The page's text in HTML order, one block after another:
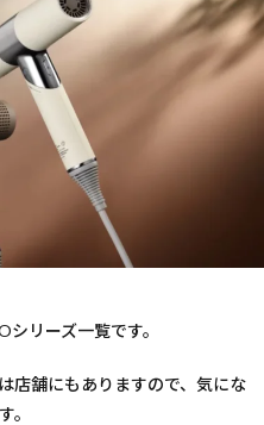
リーズ一覧です。
店舗にもありますので、気にな
。
ラー
髪にドラマを
シャンプートリートメント
ロン
タッフ
縮毛矯正が得意
白髪ぼかしハイライト
かしカラーとは
ナカラー
ングカラー
ー